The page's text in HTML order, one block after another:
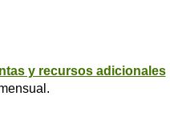
y recursos adicionales